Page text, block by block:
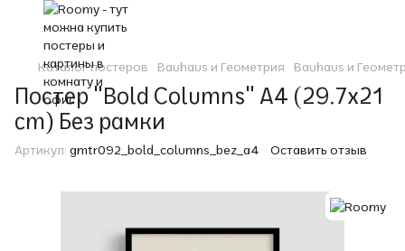
Каталог постеров Bauhaus и Геометрия Bauhaus и
Постер "Bold Columns" A4 (29.7x21
cm) Без рамки
Артикул: gmtr092_bold_columns_bez_a4 Оставить отзыв